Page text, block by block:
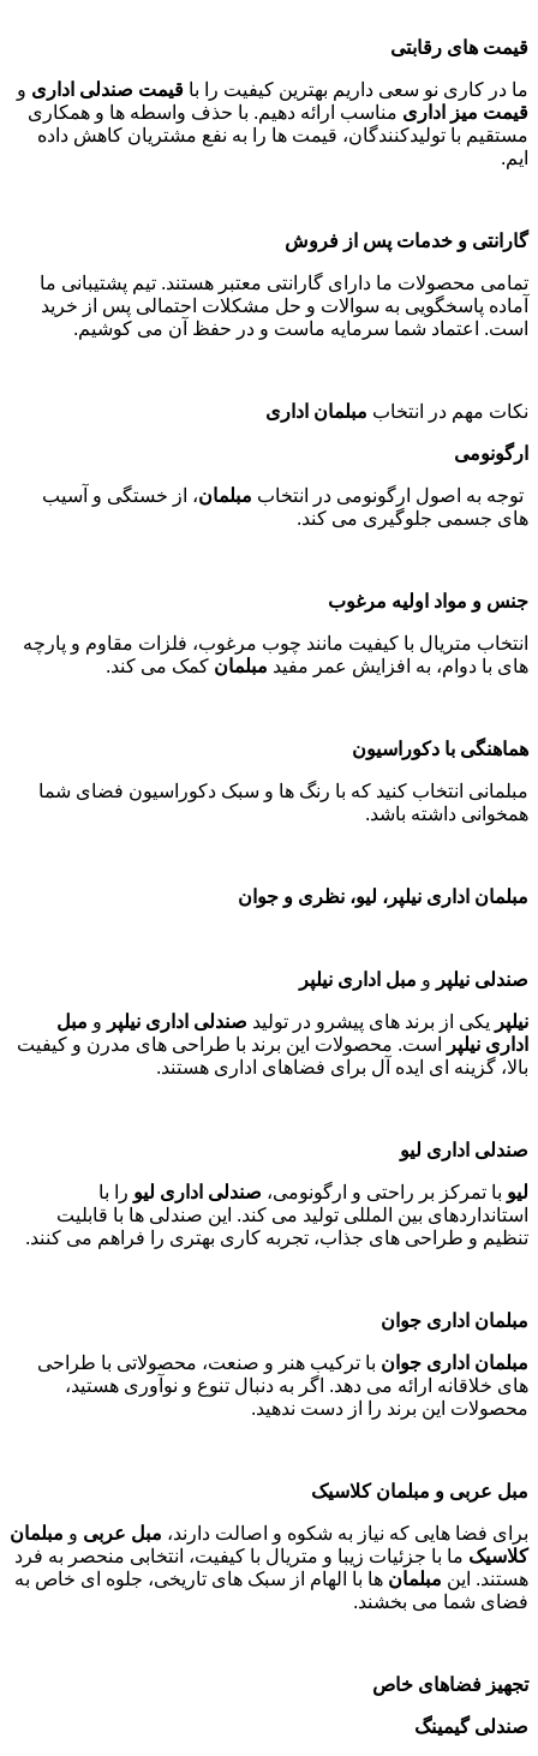
قیمت های رقابتی
ما در کاری نو سعی داریم بهترین کیفیت را با قیمت صندلی اداری و
قیمت میز اداری مناسب ارائه دهیم. با حذف واسطه ها و همکاری
مستقیم با تولیدکنندگان، قیمت ها را به نفع مشتریان کاهش داده
ایم.
گارانتی و خدمات پس از فروش
تمامی محصولات ما دارای گارانتی معتبر هستند. تیم پشتیبانی ما
آماده پاسخگویی به سوالات و حل مشکلات احتمالی پس از خرید
است. اعتماد شما سرمایه ماست و در حفظ آن می کوشیم.
نکات مهم در انتخاب مبلمان اداری
ارگونومی
توجه به اصول ارگونومی در انتخاب مبلمان، از خستگی و آسیب
های جسمی جلوگیری می کند.
جنس و مواد اولیه مرغوب
انتخاب متریال با کیفیت مانند چوب مرغوب، فلزات مقاوم و پارچه
های با دوام، به افزایش عمر مفید مبلمان کمک می کند.
هماهنگی با دکوراسیون
مبلمانی انتخاب کنید که با رنگ ها و سبک دکوراسیون فضای شما
همخوانی داشته باشد.
مبلمان اداری نیلپر، لیو، نظری و جوان
صندلی نیلپر و مبل اداری نیلپر
نیلپر یکی از برند های پیشرو در تولید صندلی اداری نیلپر و مبل
اداری نیلپر
است. محصولات این برند با طراحی های مدرن و کیفیت
بالا، گزینه ای ایده آل برای فضاهای اداری هستند.
صندلی اداری لیو
لیو با تمرکز بر راحتی و ارگونومی، صندلی اداری لیو را با
استانداردهای بین المللی تولید می کند. این صندلی ها با قابلیت
تنظیم و طراحی های جذاب، تجربه کاری بهتری را فراهم می کنند.
مبلمان اداری جوان
مبلمان اداری جوان با ترکیب هنر و صنعت، محصولاتی با طراحی
های خلاقانه ارائه می دهد. اگر به دنبال تنوع و نوآوری هستید،
محصولات این برند را از دست ندهید.
مبل عربی و مبلمان کلاسیک
برای فضا هایی که نیاز به شکوه و اصالت دارند، مبل عربی و مبلمان
کلاسیک ما با جزئیات زیبا و متریال با کیفیت، انتخابی منحصر به فرد
هستند. این مبلمان ها با الهام از سبک های تاریخی، جلوه ای خاص به
فضای شما می بخشند.
تجهیز فضاهای خاص
صندلی گیمینگ